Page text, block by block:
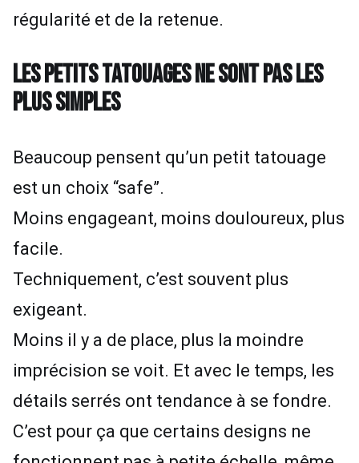
régularité et de la retenue.
LES PETITS TATOUAGES NE SONT PAS LES
PLUS SIMPLES
Beaucoup pensent qu’un petit tatouage
est un choix “safe”.
Moins engageant, moins douloureux, plus
facile.
Techniquement, c’est souvent plus
exigeant.
Moins il y a de place, plus la moindre
imprécision se voit. Et avec le temps, les
détails serrés ont tendance à se fondre.
C’est pour ça que certains designs ne